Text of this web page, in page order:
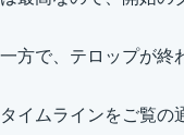
一方で、テロップが終
タイムラインをご覧の